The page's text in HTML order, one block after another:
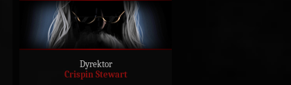
Dyrektor
Crispin Stewart